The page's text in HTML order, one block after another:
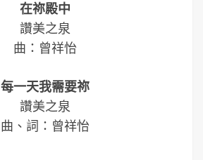
在祢殿中
讚美之泉
曲：曾祥怡
每一天我需要祢
讚美之泉
曲、詞：曾祥怡